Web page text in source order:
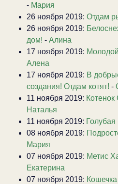
- Мария
26 ноября 2019: Отдам
26 ноября 2019:
дом! - Алина
17 ноября 2019:
Алена
17 ноября 2019: В
создания! Отдам котят! -
11 ноября 2019:
Наталья
11 ноября 2019:
08 ноября 2019:
Мария
07 ноября 2019: Метис
Екатерина
07 ноября 2019: